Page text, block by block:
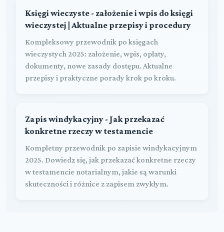
Księgi wieczyste - założenie i wpis do księgi
wieczystej | Aktualne przepisy i procedury
Kompleksowy przewodnik po księgach
wieczystych 2025: założenie, wpis, opłaty,
dokumenty, nowe zasady dostępu. Aktualne
przepisy i praktyczne porady krok po kroku.
Zapis windykacyjny - Jak przekazać
konkretne rzeczy w testamencie
Kompletny przewodnik po zapisie windykacyjnym
2025. Dowiedz się, jak przekazać konkretne rzeczy
w testamencie notarialnym, jakie są warunki
skuteczności i różnice z zapisem zwykłym.